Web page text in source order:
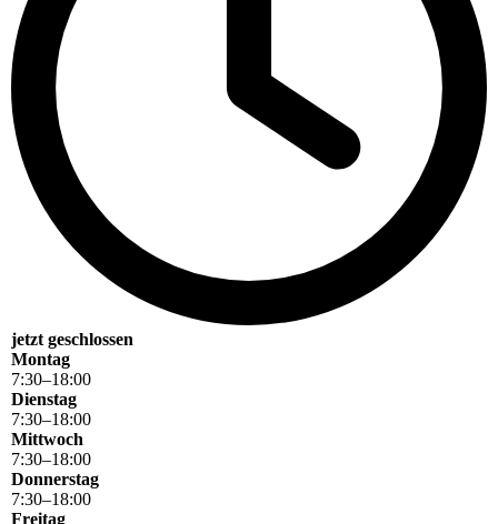
jetzt geschlossen
Montag
7:30–18:00
Dienstag
7:30–18:00
Mittwoch
7:30–18:00
Donnerstag
7:30–18:00
Freitag